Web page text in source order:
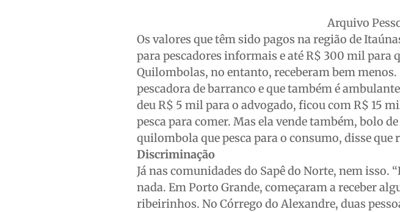
Arquivo
Os valores que têm sido pagos na região de
para pescadores informais e até R$ 300 mil para
Quilombolas, no entanto, receberam bem
pescadora de barranco e que também é
deu R$ 5 mil para o advogado, ficou com R$ 15
pesca para comer. Mas ela vende também, bolo
quilombola que pesca para o consumo, disse que
Discriminação
Já nas comunidades do Sapê do Norte, nem isso.
nada. Em Porto Grande, começaram a receber
ribeirinhos. No Córrego do Alexandre, duas